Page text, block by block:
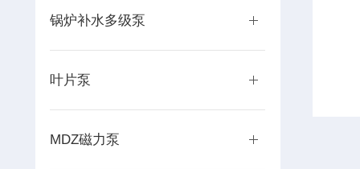
锅炉补水多级泵
叶片泵
MDZ磁力泵